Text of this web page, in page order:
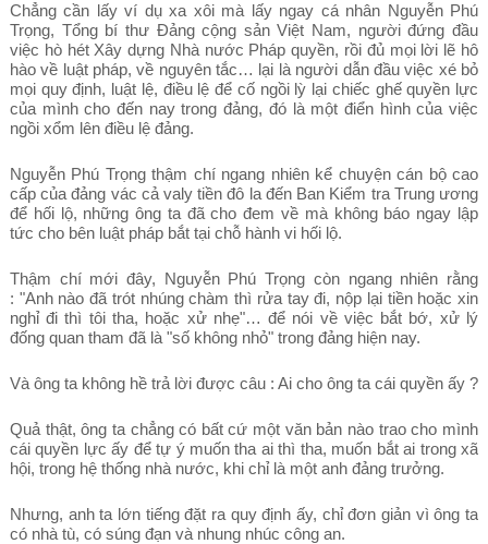
Chẳng cần lấy ví dụ xa xôi mà lấy ngay cá nhân Nguyễn Phú
Trọng, Tổng bí thư Đảng cộng sản Việt Nam, người đứng đầu
việc hò hét Xây dựng Nhà nước Pháp quyền, rồi đủ mọi lời lẽ hô
hào về luật pháp, về nguyên tắc… lại là người dẫn đầu việc xé bỏ
mọi quy định, luật lệ, điều lệ để cố ngồi lỳ lại chiếc ghế quyền lực
của mình cho đến nay trong đảng, đó là một điển hình của việc
ngồi xổm lên điều lệ đảng.
Nguyễn Phú Trọng thậm chí ngang nhiên kể chuyện cán bộ cao
cấp của đảng vác cả valy tiền đô la đến Ban Kiểm tra Trung ương
để hối lộ, những ông ta đã cho đem về mà không báo ngay lập
tức cho bên luật pháp bắt tại chỗ hành vi hối lộ.
Thậm chí mới đây, Nguyễn Phú Trọng còn ngang nhiên rằng
: "Anh nào đã trót nhúng chàm thì rửa tay đi, nộp lại tiền hoặc xin
nghỉ đi thì tôi tha, hoặc xử nhẹ"… để nói về việc bắt bớ, xử lý
đống quan tham đã là "số không nhỏ" trong đảng hiện nay.
Và ông ta không hề trả lời được câu : Ai cho ông ta cái quyền ấy ?
Quả thật, ông ta chẳng có bất cứ một văn bản nào trao cho mình
cái quyền lực ấy để tự ý muốn tha ai thì tha, muốn bắt ai trong xã
hội, trong hệ thống nhà nước, khi chỉ là một anh đảng trưởng.
Nhưng, anh ta lớn tiếng đặt ra quy định ấy, chỉ đơn giản vì ông ta
có nhà tù, có súng đạn và nhung nhúc công an.